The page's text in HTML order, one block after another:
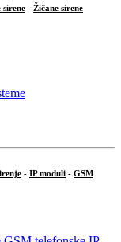
sirene - Žičane sirene
- IP moduli - GSM